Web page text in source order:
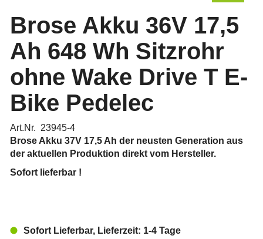
Brose Akku 36V 17,5
Ah 648 Wh Sitzrohr
ohne Wake Drive T E-
Bike Pedelec
Art.Nr. 23945-4
Brose Akku 37V 17,5 Ah der neusten Generation aus
der aktuellen Produktion direkt vom Hersteller.
Sofort lieferbar !
Sofort Lieferbar, Lieferzeit: 1-4 Tage